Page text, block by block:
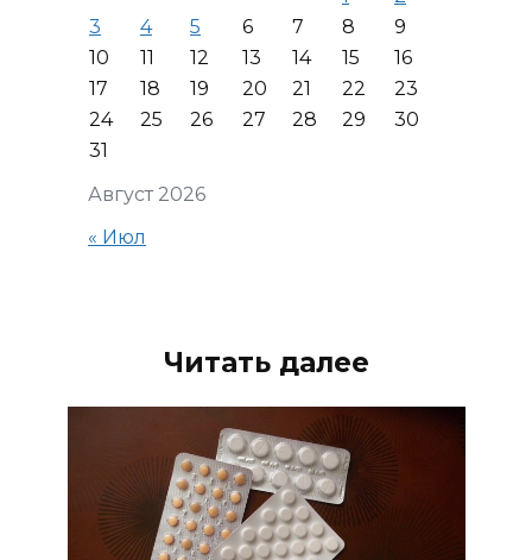
Август 2026
3
4 5 6 7 8
9
10
11 12 13 14 15
16
17
18 19 20 21 22
23
24
25 26 27 28 29
30
31
« Июл
Читать далее